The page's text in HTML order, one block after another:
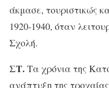
άκμασε, τουριστικώς
1920-1940, όταν
Σχολή.
ΣΤ.Τα χρόνια της
ανάπτυξη της